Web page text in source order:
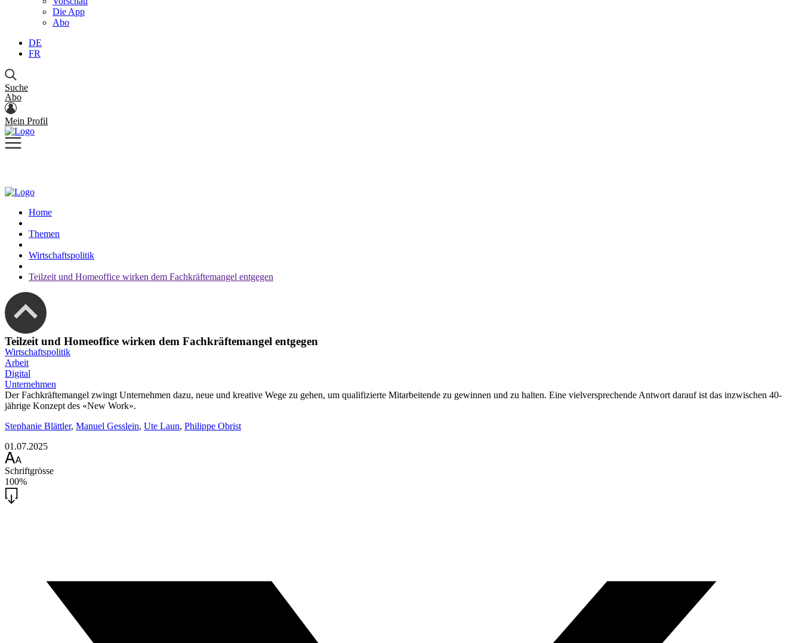
Die App
Abo
DE
FR
Suche
Abo
Mein Profil
Home
Themen
Wirtschaftspolitik
Teilzeit und Homeoffice wirken dem Fachkräftemangel entgegen
Teilzeit und Homeoffice wirken dem Fachkräftemangel entgegen
Wirtschaftspolitik
Arbeit
Digital
Unternehmen
Der Fachkräftemangel zwingt Unternehmen dazu, neue und kreative Wege zu gehen, um qualifizierte Mitarbeitende zu gewinnen und zu halten. Eine vielversprechende Antwort darauf ist das inzwischen 40-
jährige Konzept des «New Work».
Stephanie Blättler, Manuel Gesslein, Ute Laun, Philippe Obrist
01.07.2025
Schriftgrösse
100%